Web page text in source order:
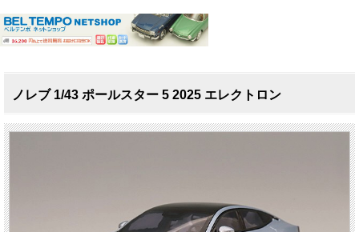
ノレブ 1/43 ポールスター 5 2025 エレクトロン